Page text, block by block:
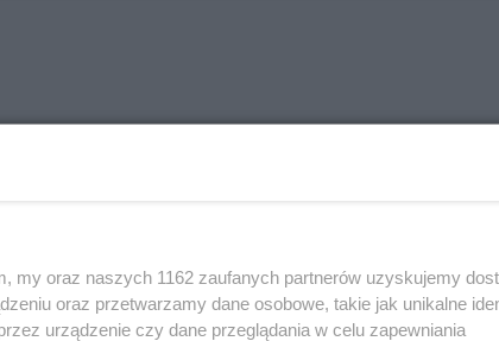
my oraz naszych 1162 zaufanych partnerów uzyskujemy
oraz przetwarzamy dane osobowe, takie jak unikalne
urządzenie czy dane przeglądania w celu zapewniania